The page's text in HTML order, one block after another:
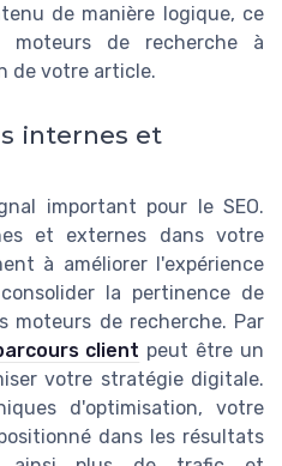
de manière logique, ce
moteurs de recherche à
de votre article.
internes et
important pour le SEO.
et externes dans votre
à améliorer l'expérience
la pertinence de
moteurs de recherche. Par
client peut être un
votre stratégie digitale.
d'optimisation, votre
dans les résultats